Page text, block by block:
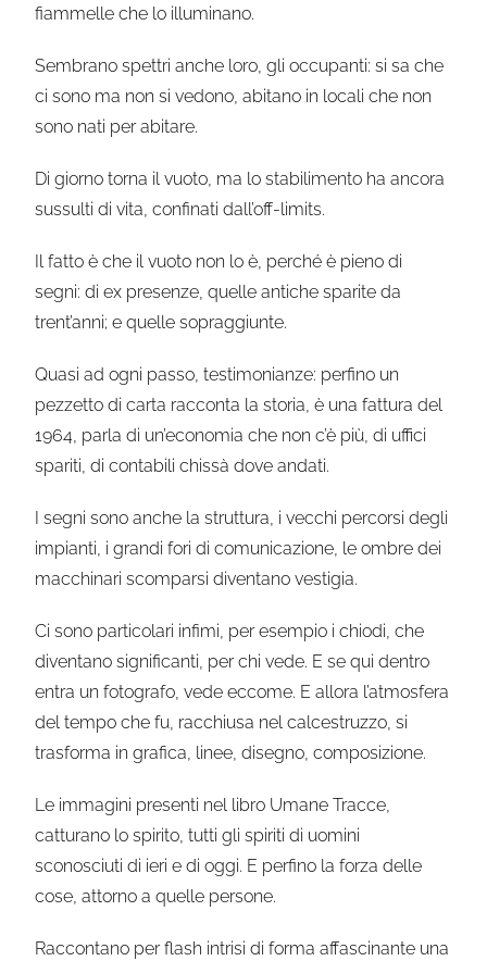
fiammelle che lo illuminano.
Sembrano spettri anche loro, gli occupanti: si sa che
ci sono ma non si vedono, abitano in locali che non
sono nati per abitare.
Di giorno torna il vuoto, ma lo stabilimento ha ancora
sussulti di vita, confinati dall’off-limits.
Il fatto è che il vuoto non lo è, perché è pieno di
segni: di ex presenze, quelle antiche sparite da
trent’anni; e quelle sopraggiunte.
Quasi ad ogni passo, testimonianze: perfino un
pezzetto di carta racconta la storia, è una fattura del
1964, parla di un’economia che non c’è più, di uffici
spariti, di contabili chissà dove andati.
I segni sono anche la struttura, i vecchi percorsi degli
impianti, i grandi fori di comunicazione, le ombre dei
macchinari scomparsi diventano vestigia.
Ci sono particolari infimi, per esempio i chiodi, che
diventano significanti, per chi vede. E se qui dentro
entra un fotografo, vede eccome. E allora l’atmosfera
del tempo che fu, racchiusa nel calcestruzzo, si
trasforma in grafica, linee, disegno, composizione.
Le immagini presenti nel libro Umane Tracce,
catturano lo spirito, tutti gli spiriti di uomini
sconosciuti di ieri e di oggi. E perfino la forza delle
cose, attorno a quelle persone.
Raccontano per flash intrisi di forma affascinante una